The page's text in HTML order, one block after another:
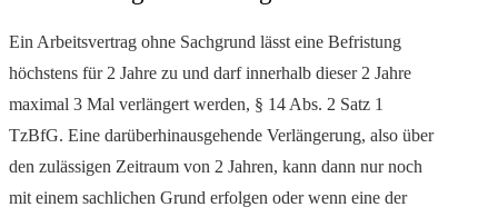
Ein Arbeitsvertrag ohne Sachgrund lässt eine Befristung
höchstens für 2 Jahre zu und darf innerhalb dieser 2 Jahre
maximal 3 Mal verlängert werden, § 14 Abs. 2 Satz 1
TzBfG. Eine darüberhinausgehende Verlängerung, also über
den zulässigen Zeitraum von 2 Jahren, kann dann nur noch
mit einem sachlichen Grund erfolgen oder wenn eine der